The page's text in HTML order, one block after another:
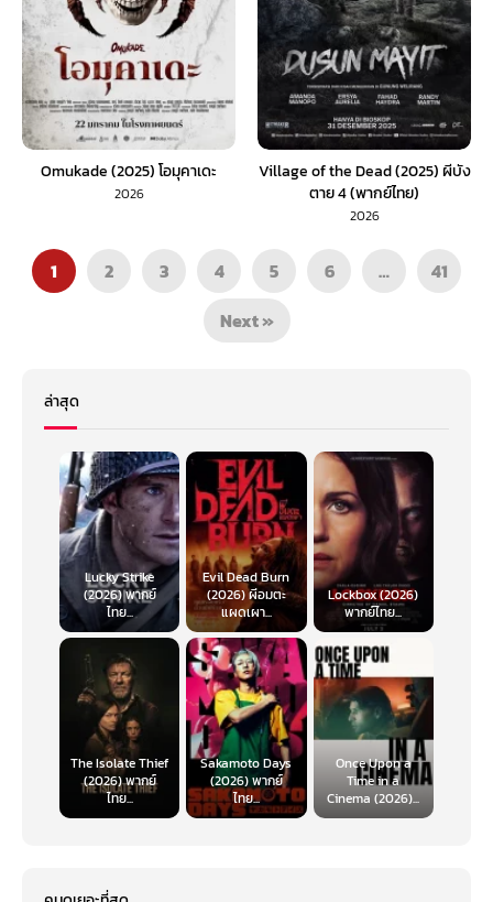
Omukade (2025) โอมุคาเดะ
2026
Village of the Dead (2025) ผีบัง
ตาย 4 (พากย์ไทย)
2026
1 2 3 4 5 6 …
41
Next »
ล่าสุด
Lucky Strike
(2026) พากย์
ไทย...
Evil Dead Burn
(2026) ผีอมตะ
แผดเผา...
Lockbox (2026)
พากย์ไทย...
The Isolate Thief
(2026) พากย์
ไทย...
Sakamoto Days
(2026) พากย์
ไทย...
Once Upon a
Time in a
Cinema (2026)...